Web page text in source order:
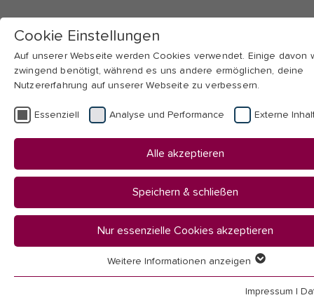
Skip to main navigation Skip to page footer
You
here:
Startseite
Campus
Seelsorge / Beratung
Gesprächs- und
Cookie Einstellungen
Auf unserer Webseite werden Cookies verwendet. Einige davon
zwingend benötigt, während es uns andere ermöglichen, deine
Nutzererfahrung auf unserer Webseite zu verbessern.
Essenziell Analyse und Performance Externe
Alle akzeptieren
Speichern & schließen
Nur essenzielle Cookies akzeptieren
Essenzielle Cookies werden für grundlegende Funktionen der
Weitere Informationen anzeigen
Impressum